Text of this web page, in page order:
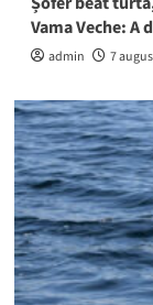
Vama Veche:
admin 7